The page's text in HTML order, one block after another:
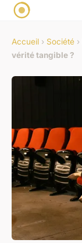
Accueil › Société ›
vérité tangible ?